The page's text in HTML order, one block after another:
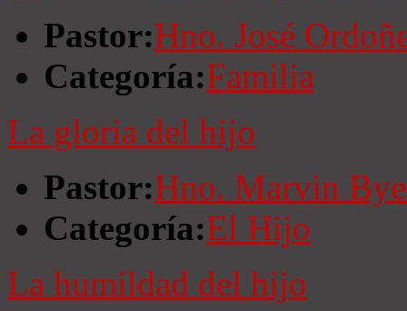
Pastor:Hno. José
Categoría:Familia
La gloria del hijo
Pastor:Hno. Marvin
Categoría:El Hijo
La humildad del hijo